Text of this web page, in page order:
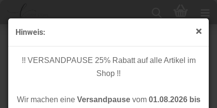
Hinweis:
!! VERSANDPAUSE 25% Rabatt auf alle Artikel im
Shop !!
Wir machen eine Versandpausevom 01.08.2026 bis
Papierschnittmuster - Basic Strandkleid - Kinder-
Kibadoo